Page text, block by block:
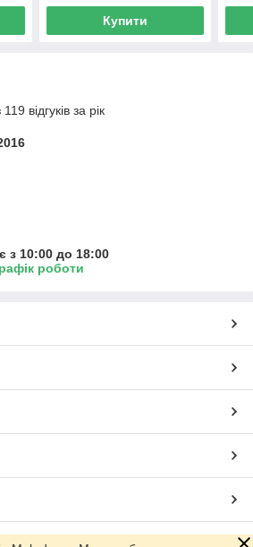
Купити
відгуків за рік
з 10:00 до 18:00
роботи
Prom.ua